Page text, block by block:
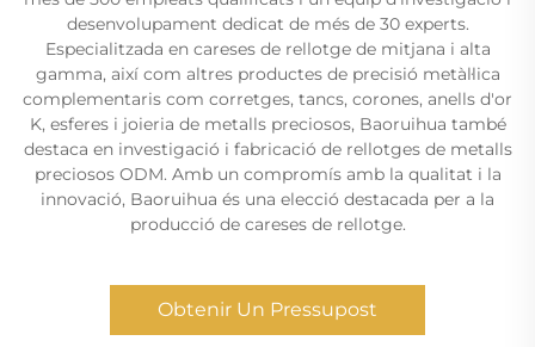
desenvolupament dedicat de més de 30 experts.
Especialitzada en careses de rellotge de mitjana i alta
gamma, així com altres productes de precisió metàl·lica
complementaris com corretges, tancs, corones, anells d'or
K, esferes i joieria de metalls preciosos, Baoruihua també
destaca en investigació i fabricació de rellotges de metalls
preciosos ODM. Amb un compromís amb la qualitat i la
innovació, Baoruihua és una elecció destacada per a la
producció de careses de rellotge.
Obtenir Un Pressupost